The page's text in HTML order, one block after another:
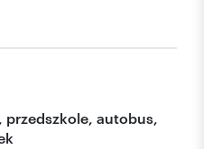
przedszkole, autobus,